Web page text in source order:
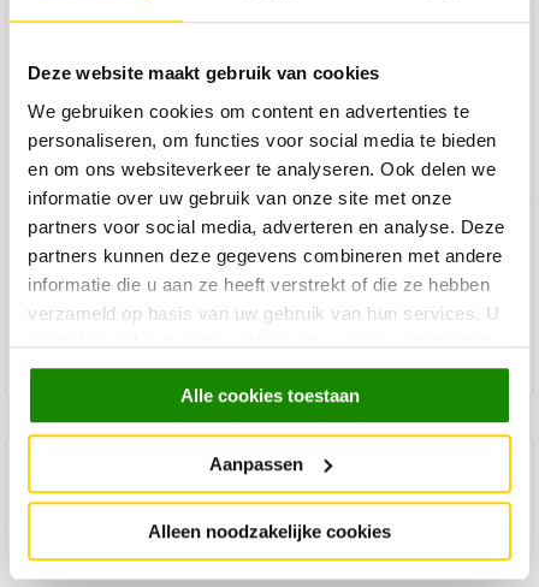
Deze website maakt gebruik van cookies
We gebruiken cookies om content en advertenties te
personaliseren, om functies voor social media te bieden
en om ons websiteverkeer te analyseren. Ook delen we
informatie over uw gebruik van onze site met onze
partners voor social media, adverteren en analyse. Deze
partners kunnen deze gegevens combineren met andere
informatie die u aan ze heeft verstrekt of die ze hebben
verzameld op basis van uw gebruik van hun services. U
gaat akkoord met onze cookies als u onze website blijft
gebruiken.
Alle cookies toestaan
Aanpassen
Alleen noodzakelijke cookies
een crèmekleurige ondergrond. Lekker zacht en warm aan je
voeten en ook nog eens voor een heel groot deel duurzaam.
Molly is namelijk gemaakt van 80% gerecycled polyester. Een
gezellige en verantwoorde keuze voor op je vloer dus!
Product specificaties
Product onderhoud
Maak een winkelafspraak